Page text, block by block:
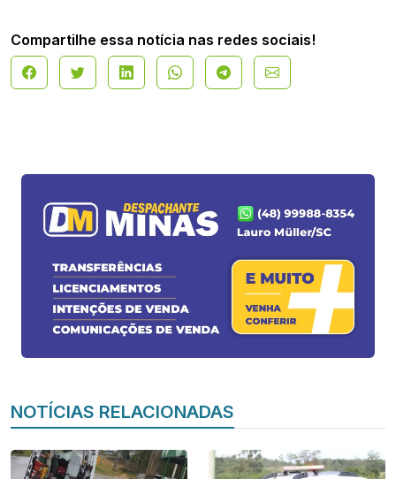
Compartilhe essa notícia nas redes sociais!
NOTÍCIAS RELACIONADAS